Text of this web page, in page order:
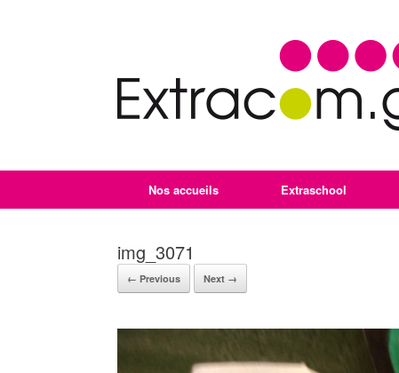
Nos accueils Extraschool
img_3071
← Previous Next →